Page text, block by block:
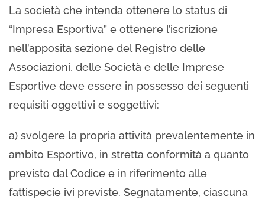
La società che intenda ottenere lo status di
“Impresa Esportiva” e ottenere l’iscrizione
nell’apposita sezione del Registro delle
Associazioni, delle Società e delle Imprese
Esportive deve essere in possesso dei seguenti
requisiti oggettivi e soggettivi:
a) svolgere la propria attività prevalentemente in
ambito Esportivo, in stretta conformità a quanto
previsto dal Codice e in riferimento alle
fattispecie ivi previste. Segnatamente, ciascuna